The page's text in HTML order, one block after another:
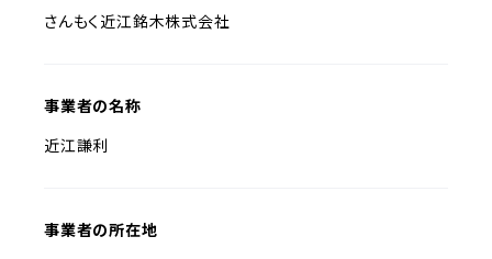
さんもく近江銘木株式会社
事業者の名称
近江謙利
事業者の所在地